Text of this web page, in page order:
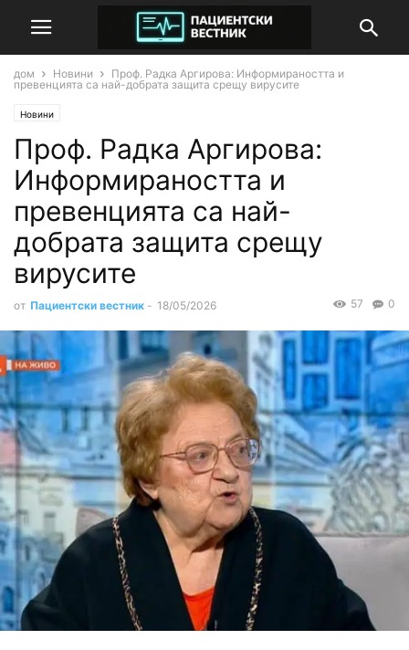
дом Новини
Проф. Радка Аргирова: Информираността и
превенцията са най-добрата защита срещу вирусите
Новини
Проф. Радка Аргирова:
Информираността и
превенцията са най-
добрата защита срещу
вирусите
от Пациентски вестник - 18/05/2026 0
57